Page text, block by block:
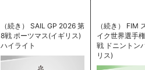
（続き） SAIL GP 2026 第
8戦 ポーツマス(イギリス)
ハイライト
（続き） FIM
イク世界選手
戦 ドニントン
リス)